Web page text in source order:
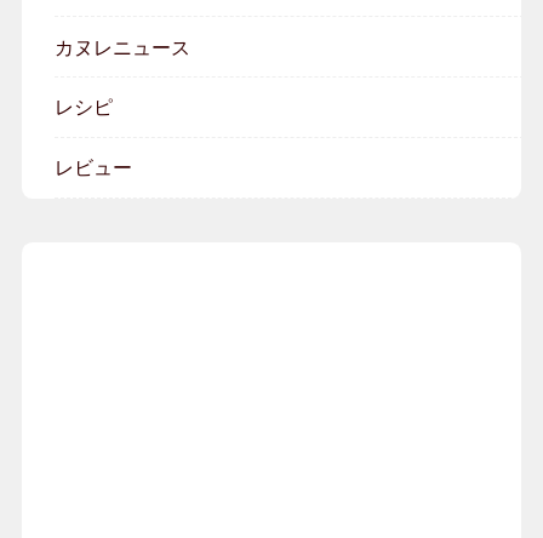
カヌレニュース
レシピ
レビュー